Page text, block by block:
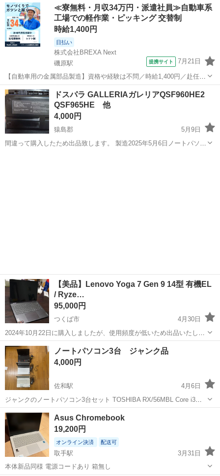
≪寮無料・月収34万円・派遣社員≫自動車系
工場での軽作業・ピッキング 交替制
時給1,400円
日払い
株式会社BREXA Next
磯原駅
提携サイト 7月21日
【自動車用の金属部品製造】資格や経験は不問／時給1,400円／赴任旅
費会社負担／正社員登用のチャンスあり／食堂利用可能／マイカー通
勤OK《茨城県茨城市》 人気の工場のお仕事 ◇トラックの金属部品の
製造◇ ★トラックの金属...
茨城 北茨城市 磯原駅 その他
ドスパラ GALLERIAガレリアQSF960HE2
QSF965HE 他
4,000円
猿島郡
5月9日
間違って購入したため出品致します。 製造2025年5月6日ノートパソコ
【美品】Lenovo Yoga 7 Gen 9 14型 有機EL
/ Ryze…
95,000円
つくば市
4月30日
2024年10月22日に購入しましたが、使用頻度が低いため出品いたしま
す。 ほとんど使用していないため、目立つ傷や汚れのない美品です。
メモリ（16GB）とディスプレイ（有機EL）をアップグレードしたカ
スタマイズモデ...
茨城 つくば市 ノートパソコン
ノートパソコン3台 ジャンク品
4,000円
佐和駅
4月6日
ジャンクのノートパソコン3台セット TOSHIBA RX/56MBL Core i3
HDD 500GB Windows10にアップデート済み 右のスピーカーから音が
出ないです NEC LL750ES6W Core i...
茨城 ひたちなか市
Asus Chromebook
19,200円
オンライン決済 配送可
取手駅
3月31日
本体新品同様 電源コードあり 箱無し